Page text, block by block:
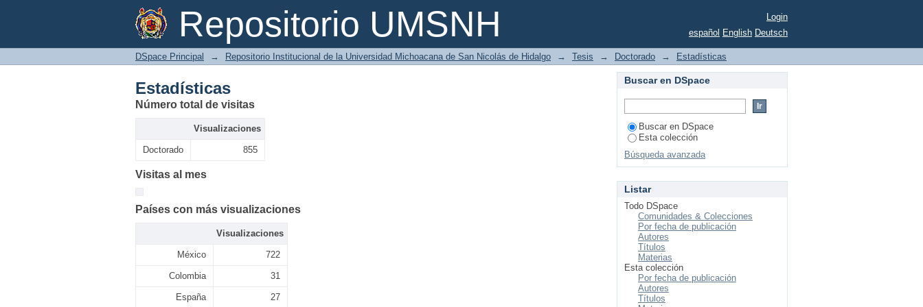
Repositorio UMSNH
Estadísticas
Login
español English Deutsch
DSpace Principal → Repositorio Institucional de la Universidad Michoacana de San Nicolás de Hidalgo → Tesis → Doctorado → Estadísticas
Estadísticas
Número total de visitas
Visualizaciones
Doctorado 855
Visitas al mes
Países con más visualizaciones
Visualizaciones
México 722
Colombia 31
España 27
Buscar en DSpace
Buscar en DSpace
Esta colección
Búsqueda avanzada
Listar
Todo DSpace
Comunidades & Colecciones
Por fecha de publicación
Autores
Títulos
Materias
Esta colección
Por fecha de publicación
Autores
Títulos